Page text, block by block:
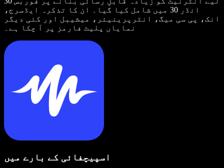
انڈر 30 میں شامل کیا گیا۔ ان کا تذکرہ ایڈسرج،
انک، پی سی میگ، انٹرپرینیئر، میشیبل اور کئی دیگر
نمایاں پلیٹ فارمز پر آ چکا ہے۔
اسپیچفائی کے بارے میں